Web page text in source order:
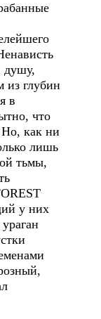
душу,
из глубин
в
что
как ни
лишь
тьмы,
у них